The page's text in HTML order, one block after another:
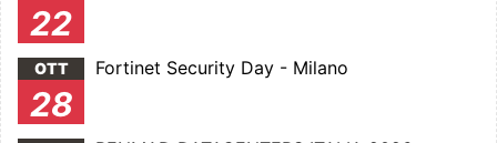
22
OTT
28
Fortinet Security Day - Milano